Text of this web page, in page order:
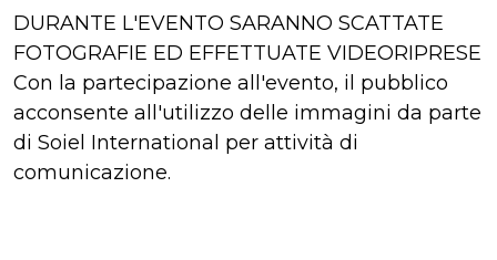
DURANTE L'EVENTO SARANNO SCATTATE
FOTOGRAFIE ED EFFETTUATE VIDEORIPRESE
Con la partecipazione all'evento, il pubblico
acconsente all'utilizzo delle immagini da parte
di Soiel International per attività di
comunicazione.